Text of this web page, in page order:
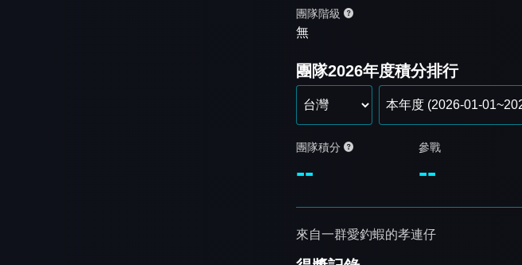
團隊階級
無
團隊2026年度積分排行
團隊積分
--
參戰
--
來自一群愛釣蝦的孝連仔